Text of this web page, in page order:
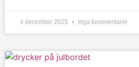
4 december 2025 Inga kommentarer